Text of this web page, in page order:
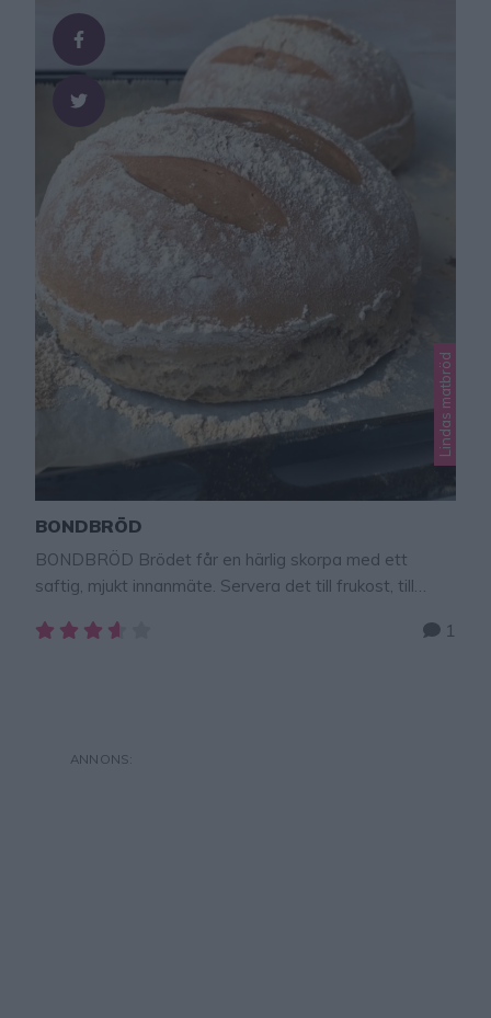
Lindas matbröd
BONDBRÖD
BONDBRÖD Brödet får en härlig skorpa med ett
saftig, mjukt innanmäte. Servera det till frukost, till
stycken 50 g jäst5 dl vatten, fingervarmt1/2 dl rapsolja1